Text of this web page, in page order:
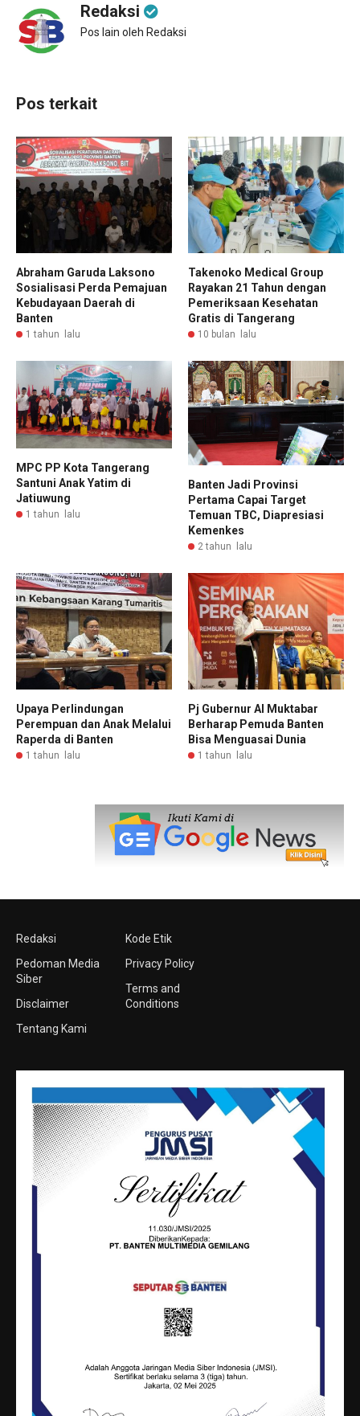
Redaksi
Pos lain oleh Redaksi
Pos terkait
Abraham Garuda Laksono
Sosialisasi Perda Pemajuan
Kebudayaan Daerah di
Banten
1 tahun lalu
Takenoko Medical Group
Rayakan 21 Tahun dengan
Pemeriksaan Kesehatan
Gratis di Tangerang
10 bulan lalu
MPC PP Kota Tangerang
Santuni Anak Yatim di
Jatiuwung
1 tahun lalu
Banten Jadi Provinsi
Pertama Capai Target
Temuan TBC, Diapresiasi
Kemenkes
2 tahun lalu
Upaya Perlindungan
Perempuan dan Anak Melalui
Raperda di Banten
1 tahun lalu
Pj Gubernur Al Muktabar
Berharap Pemuda Banten
Bisa Menguasai Dunia
1 tahun lalu
Redaksi
Pedoman Media
Siber
Disclaimer
Tentang Kami
Kode Etik
Privacy Policy
Terms and
Conditions